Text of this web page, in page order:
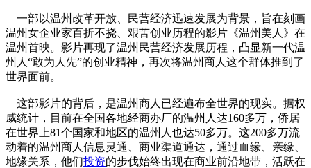
一部以温州改革开放、民营经济迅速发展为背景，旨在刻画
温州女企业家百折不挠、艰苦创业历程的影片《温州美人》在
温州首映。影片再现了温州民营经济发展历程，凸显新一代温
州人“敢为人先”的创业精神，再次将温州商人这个群体推到了
世界面前。
这部影片的背后，是温州商人已经遍布全世界的现实。据权
威统计，目前在全国各地经商办厂的温州人达160多万，侨居
在世界上81个国家和地区的温州人也达50多万。这200多万流
动着的温州商人信息灵通、商业渠道通达，通过血缘、亲缘、
地缘关系，他们投资的步伐始终出现在商业前沿地带，活跃在